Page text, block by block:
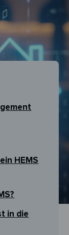
HEMS
in die